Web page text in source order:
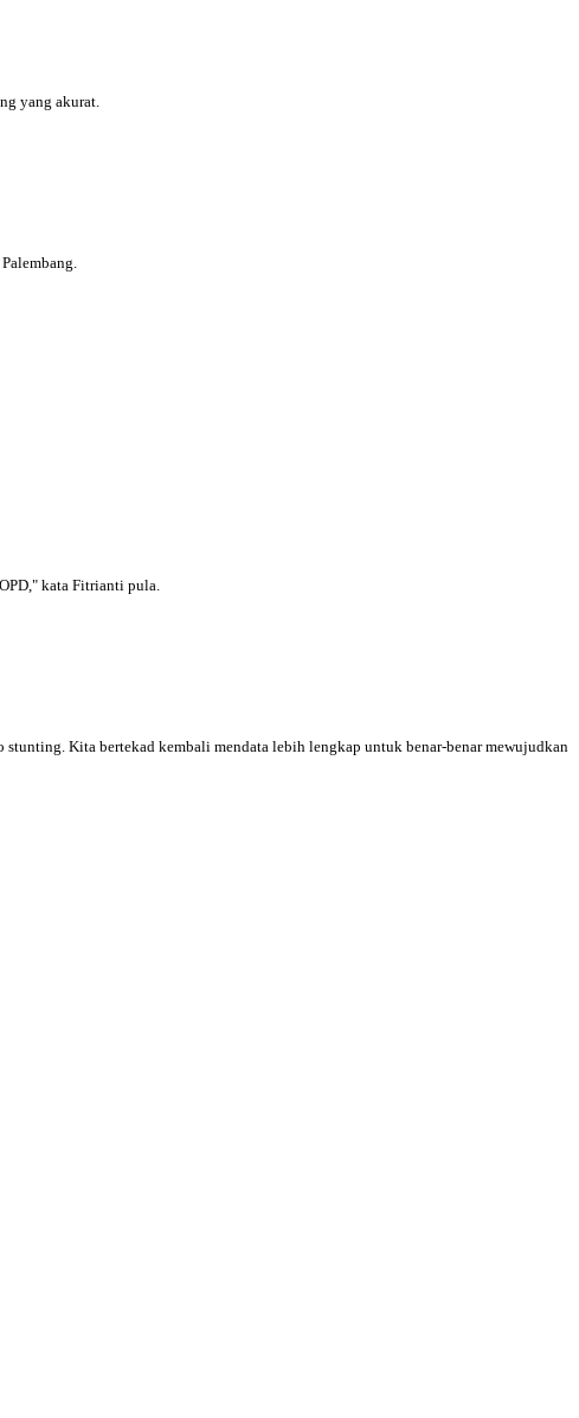
yang akurat.
kata Fitrianti pula.
Kita bertekad kembali mendata lebih lengkap untuk benar-benar mewujudkan